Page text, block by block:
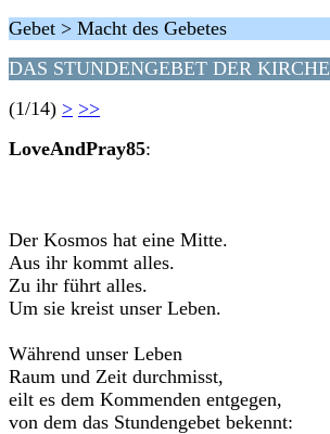
Gebet > Macht des Gebetes
DAS STUNDENGEBET DER KIRCHE
(1/14) > >>
LoveAndPray85:
Der Kosmos hat eine Mitte.
Aus ihr kommt alles.
Zu ihr führt alles.
Um sie kreist unser Leben.
Während unser Leben
Raum und Zeit durchmisst,
eilt es dem Kommenden entgegen,
von dem das Stundengebet bekennt: